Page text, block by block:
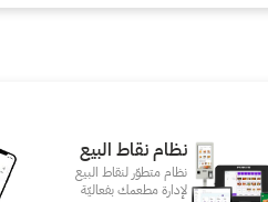
نظام نقاط البيع
نظام متطوّر لنقاط البيع
لإدارة مطعمك بفعاليّة